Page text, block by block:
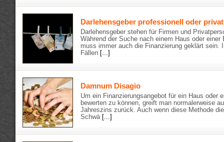
Darlehensgeber professionell oder privat
Darlehensgeber stehen für Firmen und
Während der Suche nach einem Haus oder einer
muss immer auch die Finanzierung geklärt sein.
Fällen
[...]
Damnum Disagio
Um ein Finanzierungsangebot für ein Haus oder
bewerten zu können, greift man normalerweise
Jahreszins zurück. Auch wenn diese Methode
Schwä [...]